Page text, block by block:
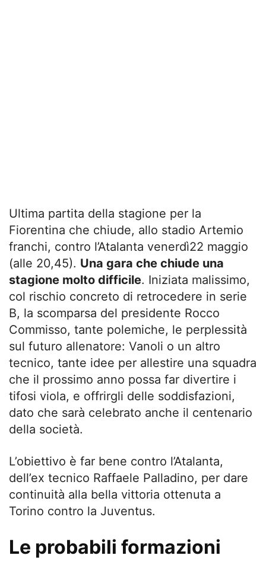
Ultima partita della stagione per la
Fiorentina che chiude, allo stadio Artemio
franchi, contro l’Atalanta venerdì22 maggio
(alle 20,45). Una gara che chiude una
stagione molto difficile. Iniziata malissimo,
col rischio concreto di retrocedere in serie
B, la scomparsa del presidente Rocco
Commisso, tante polemiche, le perplessità
sul futuro allenatore: Vanoli o un altro
tecnico, tante idee per allestire una squadra
che il prossimo anno possa far divertire i
tifosi viola, e offrirgli delle soddisfazioni,
dato che sarà celebrato anche il centenario
della società.
L’obiettivo è far bene contro l’Atalanta,
dell’ex tecnico Raffaele Palladino, per dare
continuità alla bella vittoria ottenuta a
Torino contro la Juventus.
Le probabili formazioni